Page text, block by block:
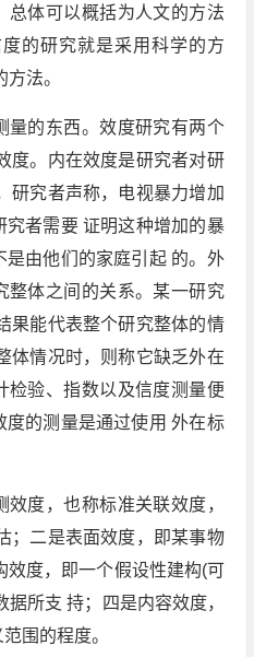
总体可以概括为人文的方法
的研究就是采用科学的方
法。
量的东西。效度研究有两个
度。内在效度是研究者对研
研究者声称，电视暴力增加
者需要 证明这种增加的暴
由他们的家庭引起 的。外
整体之间的关系。某一研究
果能代表整个研究整体的情
体情况时，则称它缺乏外在
检验、指数以及信度测量便
的测量是通过使用 外在标
度，也称标准关联效度，
；二是表面效度，即某事物
效度，即一个假设性建构(可
所支 持；四是内容效度，
围的程度。